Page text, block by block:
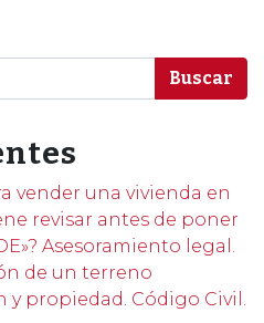
vender una vivienda en
revisar antes de poner
Asesoramiento legal.
de un terreno
propiedad. Código Civil.